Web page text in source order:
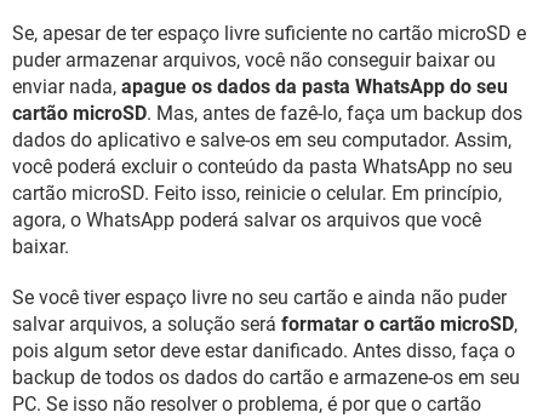
Se, apesar de ter espaço livre suficiente no cartão microSD e
puder armazenar arquivos, você não conseguir baixar ou
enviar nada, apague os dados da pasta WhatsApp do seu
cartão microSD. Mas, antes de fazê-lo, faça um backup dos
dados do aplicativo e salve-os em seu computador. Assim,
você poderá excluir o conteúdo da pasta WhatsApp no seu
cartão microSD. Feito isso, reinicie o celular. Em princípio,
agora, o WhatsApp poderá salvar os arquivos que você
baixar.
Se você tiver espaço livre no seu cartão e ainda não puder
salvar arquivos, a solução será formatar o cartão microSD,
pois algum setor deve estar danificado. Antes disso, faça o
backup de todos os dados do cartão e armazene-os em seu
PC. Se isso não resolver o problema, é por que o cartão